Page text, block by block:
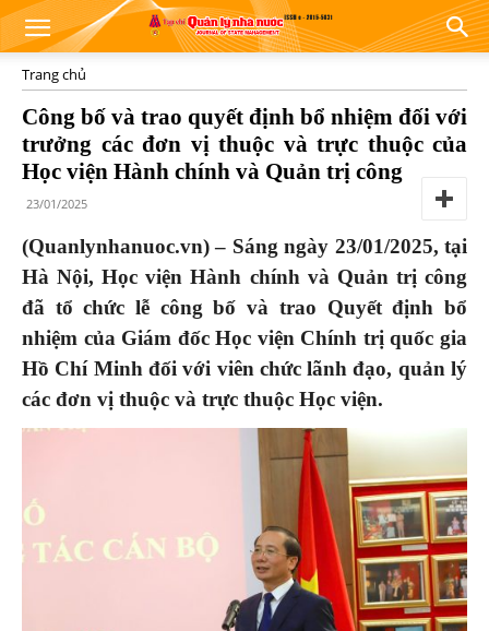
Trang chủ
Công bố và trao quyết định bổ nhiệm đối với
trưởng các đơn vị thuộc và trực thuộc của
Học viện Hành chính và Quản trị công
23/01/2025
(Quanlynhanuoc.vn) – Sáng ngày 23/01/2025, tại
Hà Nội, Học viện Hành chính và Quản trị công
đã tổ chức lễ công bố và trao Quyết định bổ
nhiệm của Giám đốc Học viện Chính trị quốc gia
Hồ Chí Minh đối với viên chức lãnh đạo, quản lý
các đơn vị thuộc và trực thuộc Học viện.